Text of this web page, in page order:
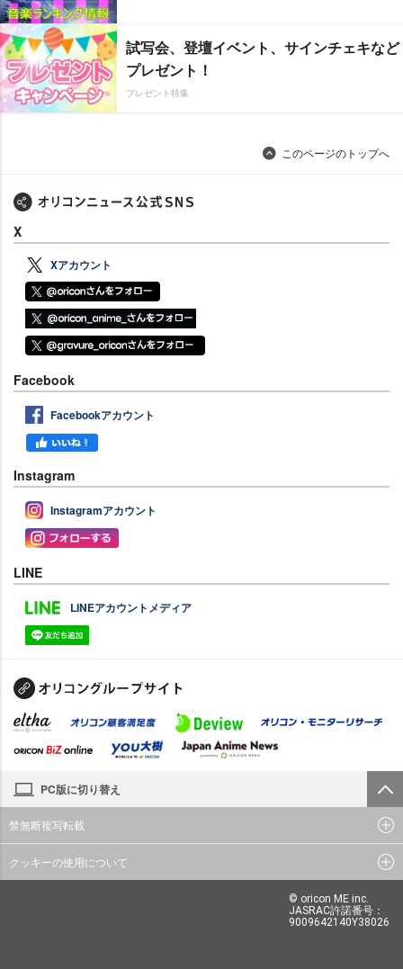
試写会、登壇イベント、サインチェキなど
プレゼント！
プレゼント特集
このページのトップへ
X
Xアカウント
Facebook
Facebookアカウント
Instagram
Instagramアカウント
LINE
LINEアカウントメディア
PC版に切り替え
禁無断複写転載
クッキーの使用について
© oricon ME inc.
JASRAC許諾番号：
9009642140Y38026